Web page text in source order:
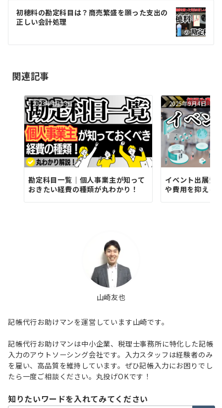
ゲ
ー
シ
ン
初穂料の勘定科目は？商売繁盛を願った支出の
正しい会計処理
関連記事
2023年4月13日
勘定科目一覧｜個人事業主が知って
おきたい経費の種類が丸わかり！
2025年9月4日
イベント出展費
や費用を抑える
山崎友也
記帳代行お助けマンを運営しています山崎です。
記帳代行お助けマンは中小企業、税理士事務所に特化した記帳
入力のアウトソーシング会社です。入力スタッフは経験者のみ
を雇い、高品質を維持しています。ぜひ記帳入力にお困りでし
たら一度ご相談ください。丸投げOKです！
知りたいワードを入れてみてください